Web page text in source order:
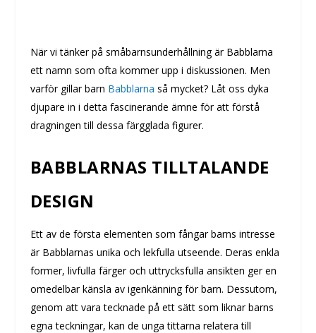
När vi tänker på småbarnsunderhållning är Babblarna
ett namn som ofta kommer upp i diskussionen. Men
varför gillar barn Babblarna så mycket? Låt oss dyka
djupare in i detta fascinerande ämne för att förstå
dragningen till dessa färgglada figurer.
BABBLARNAS TILLTALANDE
DESIGN
Ett av de första elementen som fångar barns intresse
är Babblarnas unika och lekfulla utseende. Deras enkla
former, livfulla färger och uttrycksfulla ansikten ger en
omedelbar känsla av igenkänning för barn. Dessutom,
genom att vara tecknade på ett sätt som liknar barns
egna teckningar, kan de unga tittarna relatera till